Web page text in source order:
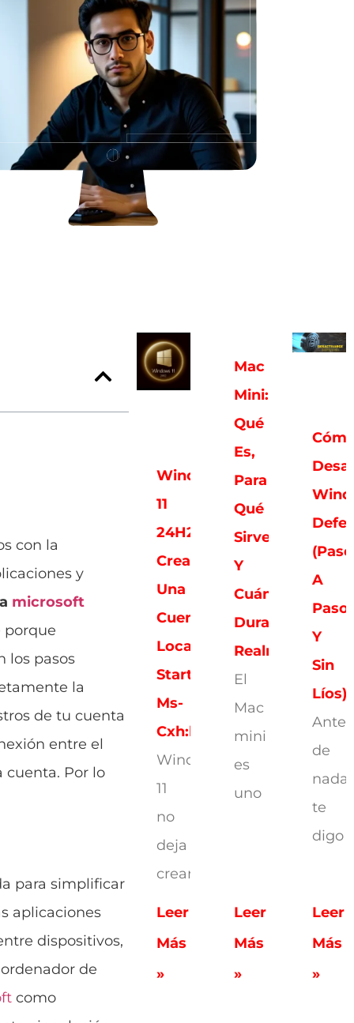
con la
y
microsoft
porque
los pasos
la
de tu cuenta
entre el
cuenta. Por lo
para simplificar
aplicaciones
dispositivos,
de
como
Windows
11
24H2
Crear
Una
Cuenta
Local,
Start
Ms-
Cxh:localonly
Windows
11
no
deja
crear
Leer
Más
»
Mac
Mini:
Qué
Es,
Para
Qué
Sirve
Y
Cuánto
Dura
Realmente
El
Mac
mini
es
uno
Leer
Más
»
(paso
A
Paso
Y
Sin
Líos)
Antes
de
nada,
te
digo
Leer
Más
»